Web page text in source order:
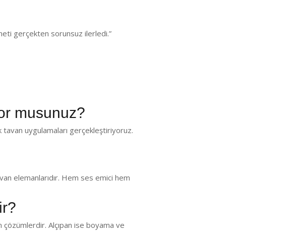
gerçekten sorunsuz ilerledi.”
musunuz?
uygulamaları gerçekleştiriyoruz.
elemanlarıdır. Hem ses emici hem
Alçıpan ise boyama ve